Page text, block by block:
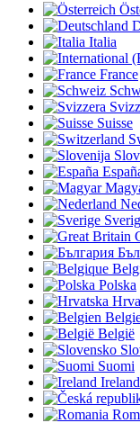
Italia
France
Suisse
Polska
België
Suomi
Ireland